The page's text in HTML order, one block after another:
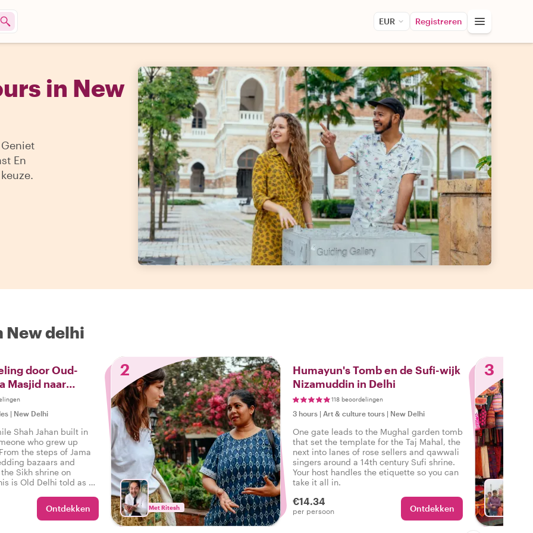
EUR Registreren
in New
En
New delhi
door Oud-
Masjid naar
| New Delhi
Shah Jahan built in
who grew up
the steps of Jama
bazaars and
Sikh shrine on
is Old Delhi told as a
Ontdekken
2
Met Ritesh
Humayun's Tomb en de Sufi-wijk
Nizamuddin in Delhi
118 beoordelingen
3 hours | Art & culture tours | New Delhi
One gate leads to the Mughal garden tomb
that set the template for the Taj Mahal, the
next into lanes of rose sellers and qawwali
singers around a 14th century Sufi shrine.
Your host handles the etiquette so you can
take it all in.
€14.34
per persoon Ontdekken
3